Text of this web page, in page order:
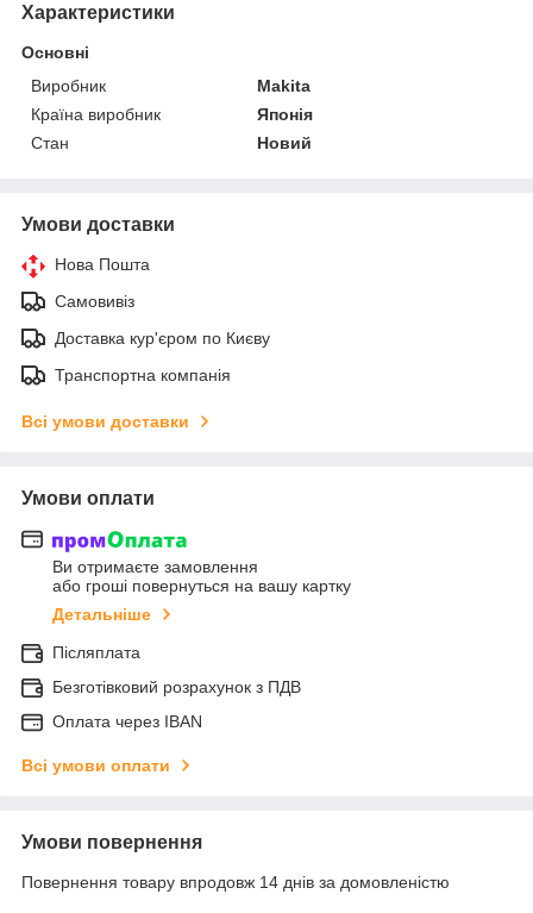
Характеристики
Основні
Виробник
Makita
Країна виробник
Японія
Стан
Новий
Умови доставки
Нова Пошта
Самовивіз
Доставка кур'єром по Києву
Транспортна компанія
Всі умови доставки
Умови оплати
Ви отримаєте замовлення
або гроші повернуться на вашу картку
Детальніше
Післяплата
Безготівковий розрахунок з ПДВ
Оплата через IBAN
Всі умови оплати
Умови повернення
Повернення товару впродовж 14 днів за домовленістю